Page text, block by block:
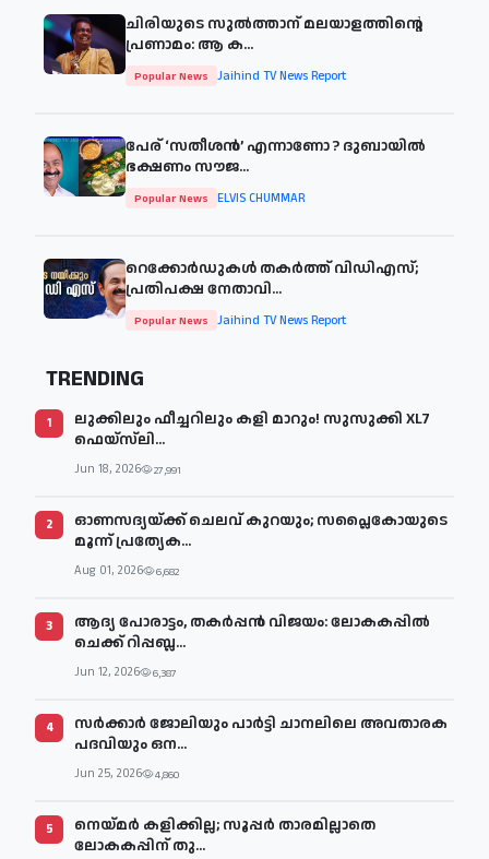
ചിരിയുടെ സുൽത്താന് മലയാളത്തിന്റെ
പ്രണാമം: ആ ക...
Popular News Jaihind TV News Report
പേര് ‘സതീശന്‍’ എന്നാണോ ? ദുബായില്‍
ഭക്ഷണം സൗജ...
Popular News ELVIS CHUMMAR
റെക്കോർഡുകൾ തകർത്ത് വിഡിഎസ്;
പ്രതിപക്ഷ നേതാവി...
Popular News Jaihind TV News Report
TRENDING
1
ലുക്കിലും ഫീച്ചറിലും കളി മാറും! സുസുക്കി XL7
ഫെയ്‌സ്‌ലി...
Jun 18, 2026 27,991
2
ഓണസദ്യയ്ക്ക് ചെലവ് കുറയും; സപ്ലൈകോയുടെ
മൂന്ന് പ്രത്യേക...
Aug 01, 2026 6,682
3
ആദ്യ പോരാട്ടം, തകർപ്പൻ വിജയം: ലോകകപ്പിൽ
ചെക്ക് റിപ്പബ്ല...
Jun 12, 2026 6,387
4
സര്‍ക്കാര്‍ ജോലിയും പാര്‍ട്ടി ചാനലിലെ അവതാരക
പദവിയും ഒന...
Jun 25, 2026 4,860
5
നെയ്മര്‍ കളിക്കില്ല; സൂപ്പര്‍ താരമില്ലാതെ
ലോകകപ്പിന് തു...